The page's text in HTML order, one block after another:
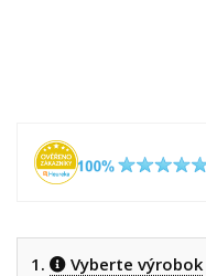
1. Vyberte výrobok